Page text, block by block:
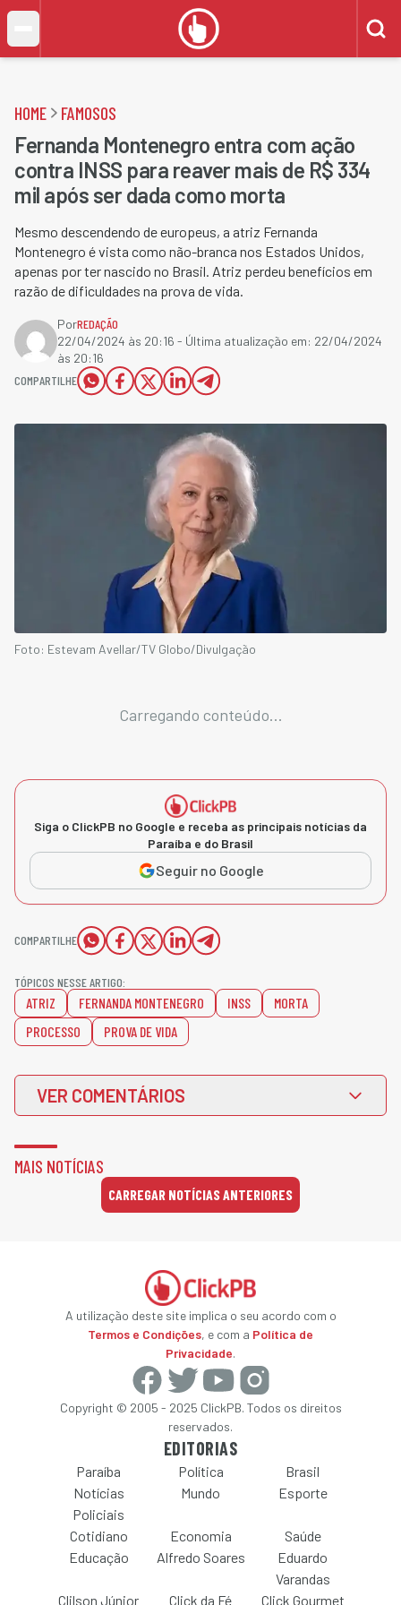
HOME FAMOSOS
Fernanda Montenegro entra com ação
contra INSS para reaver mais de R$ 334
mil após ser dada como morta
Mesmo descendendo de europeus, a atriz Fernanda
Montenegro é vista como não-branca nos Estados Unidos,
apenas por ter nascido no Brasil. Atriz perdeu benefícios em
razão de dificuldades na prova de vida.
PorREDAÇÃO
22/04/2024 às 20:16 - Última atualização em: 22/04/2024
às 20:16
COMPARTILHE
Foto: Estevam Avellar/TV Globo/Divulgação
Carregando conteúdo...
Siga o ClickPB no Google e receba as principais notícias da
Paraíba e do Brasil
Seguir no Google
COMPARTILHE
TÓPICOS NESSE ARTIGO:
ATRIZ FERNANDA MONTENEGRO INSS
MORTA
PROCESSO
PROVA DE VIDA
VER COMENTÁRIOS
MAIS NOTÍCIAS
CARREGAR NOTÍCIAS ANTERIORES
A utilização deste site implica o seu acordo com o
Termos e Condições, e com a Política de
Privacidade.
Copyright © 2005 - 2025 ClickPB. Todos os direitos
reservados.
EDITORIAS
Paraíba Política
Brasil
Notícias
Policiais
Mundo Esporte
Cotidiano Economia
Saúde
Educação
Alfredo Soares
Eduardo
Varandas
Clilson Júnior
Click da Fé Click Gourmet